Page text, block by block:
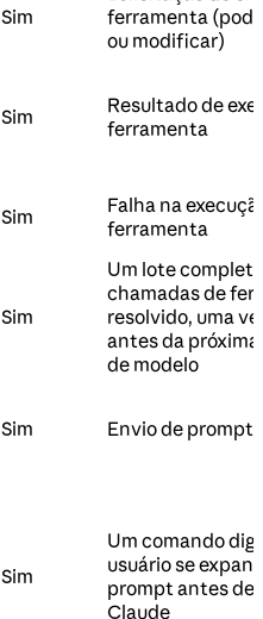
Sim
ferramenta
ou modificar)
Sim
Resultado de
ferramenta
Sim
Falha na
ferramenta
Sim
Um lote
chamadas de
resolvido, uma
antes da
de modelo
Sim Envio de prompt
Sim
Um comando
usuário se
prompt antes de
Claude